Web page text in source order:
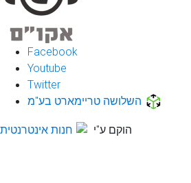
Facebook
Youtube
Twitter
השלושה טריימארט בע"מ
הוקם ע"י חנות אינטרנטית